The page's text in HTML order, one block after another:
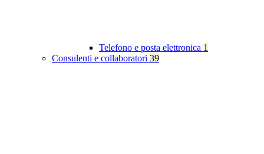
Telefono e posta elettronica 1
Consulenti e collaboratori 39